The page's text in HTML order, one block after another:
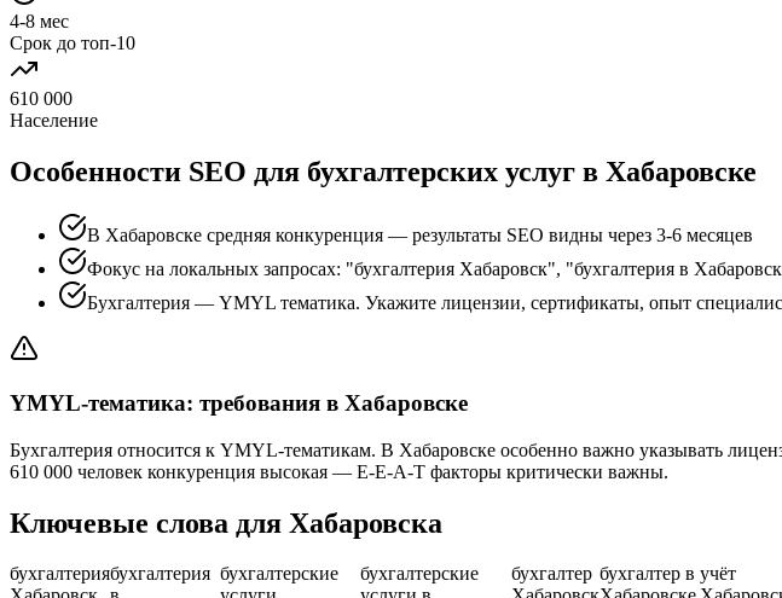
4-8 мес
Срок до топ-10
610 000
Население
Особенности SEO для бухгалтерских услуг в Хабаровске
В Хабаровске средняя конкуренция — результаты SEO видны через 3-6 месяцев
Фокус на локальных запросах: "бухгалтерия Хабаровск", "бухгалтерия в
Бухгалтерия — YMYL тематика. Укажите лицензии, сертификаты, опыт
YMYL-тематика: требования в Хабаровске
Бухгалтерия относится к YMYL-тематикам. В Хабаровске особенно важно указывать
610 000 человек конкуренция высокая — E-E-A-T факторы критически важны.
Ключевые слова для Хабаровска
бухгалтериябухгалтерия бухгалтерские
бухгалтерские
бухгалтер бухгалтер в учёт